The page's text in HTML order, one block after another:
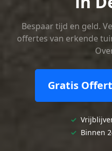
Bespaar tijd en geld.
offertes van erkende
Gratis
✓
✓ Binnen